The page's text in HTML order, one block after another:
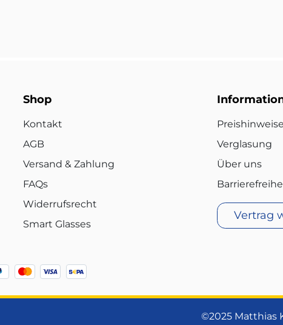
Shop
Kontakt
AGB
Versand & Zahlung
FAQs
Widerrufsrecht
Smart Glasses
Verglasung
Über uns
Vertrag
©2025 Matthias